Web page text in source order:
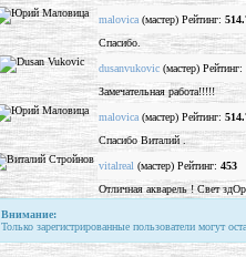
malovica (мастер) Рейтинг:
Спасибо.
dusanvukovic (мастер) Рейтинг:
Замечательная работа!!!!!
malovica (мастер) Рейтинг:
Спасибо Виталий .
vitalreal (мастер) Рейтинг: 453
Отличная акварель ! Свет
Внимание:
Только зарегистрированные пользователи могут